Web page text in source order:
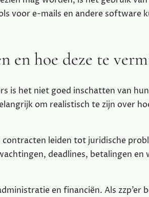
voor e-mails en andere software
en hoe deze te
is het niet goed inschatten van
om realistisch te zijn over
leiden tot juridische
deadlines, betalingen
en financiën. Als